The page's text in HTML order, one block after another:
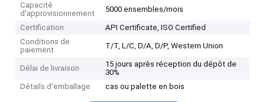
Capacité
d'approvisionnement
5000 ensembles/mois
Certification
API Certificate, ISO Certified
Conditions de
paiement
T/T, L/C, D/A, D/P, Western Union
Délai de livraison
15 jours après réception du dépôt de
30%
Détails d'emballage
cas ou palette en bois